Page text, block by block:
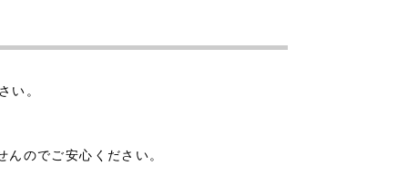
い。
のでご安心ください。